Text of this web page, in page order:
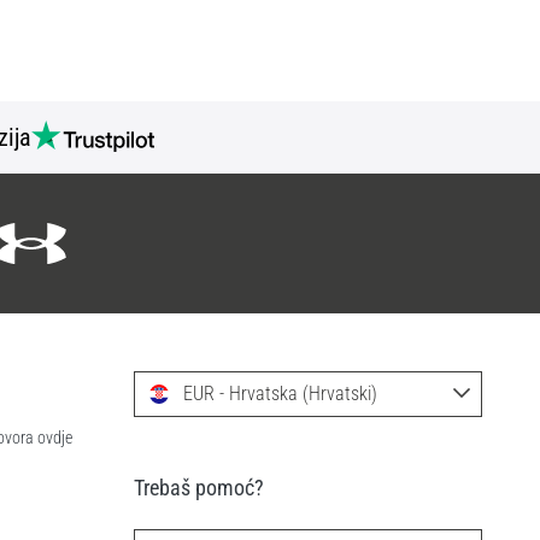
ovdje
EUR - Hrvatska (Hrvatski)
Trebaš pomoć?